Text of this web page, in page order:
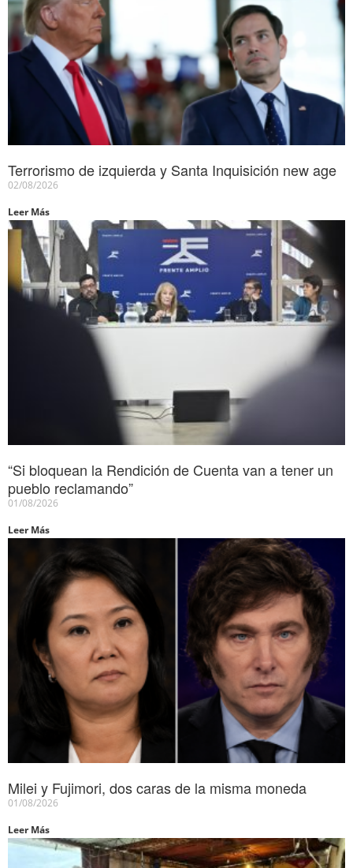
Terrorismo de izquierda y Santa Inquisición new age
02/08/2026
Leer Más
“Si bloquean la Rendición de Cuenta van a tener un
pueblo reclamando”
01/08/2026
Leer Más
Milei y Fujimori, dos caras de la misma moneda
01/08/2026
Leer Más